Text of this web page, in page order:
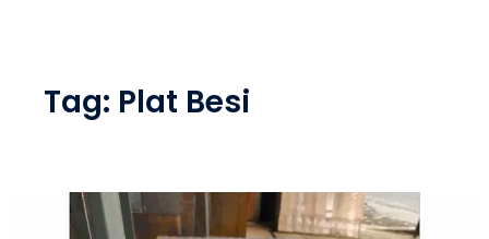
Tag: Plat Besi